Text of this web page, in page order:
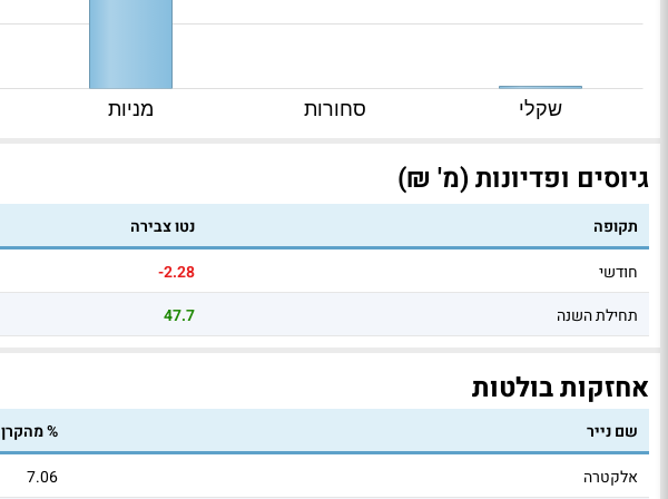
מניות סחורות שקלי
גיוסים ופדיונות (מ' ₪)
תקופה נטו צבירה
חודשי
-2.28
תחילת השנה
47.7
אחזקות בולטות
שם נייר % מהקרן
אלקטרה
7.06